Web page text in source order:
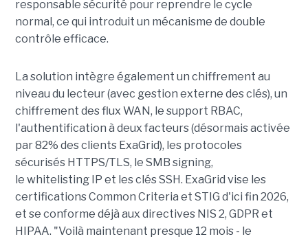
responsable sécurité pour reprendre le cycle
normal, ce qui introduit un mécanisme de double
contrôle efficace.
La solution intègre également un chiffrement au
niveau du lecteur (avec gestion externe des clés), un
chiffrement des flux WAN, le support RBAC,
l'authentification à deux facteurs (désormais activée
par 82% des clients ExaGrid), les protocoles
sécurisés HTTPS/TLS, le SMB signing,
le whitelisting IP et les clés SSH. ExaGrid vise les
certifications Common Criteria et STIG d'ici fin 2026,
et se conforme déjà aux directives NIS 2, GDPR et
HIPAA. "Voilà maintenant presque 12 mois - le